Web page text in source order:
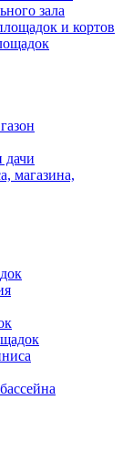
зала
и кортов
дачи
магазина,